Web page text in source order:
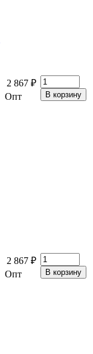
2 867 ₽
Опт
2 867 ₽
Опт